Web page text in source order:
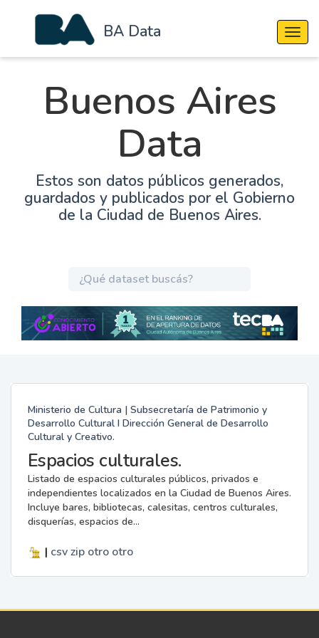
BA Data
Buenos Aires
Data
Estos son datos públicos generados,
guardados y publicados por el Gobierno
de la Ciudad de Buenos Aires.
Ministerio de Cultura | Subsecretaría de Patrimonio y
Desarrollo Cultural I Dirección General de Desarrollo
Cultural y Creativo.
Espacios culturales.
Listado de espacios culturales públicos, privados e
independientes localizados en la Ciudad de Buenos Aires.
Incluye bares, bibliotecas, calesitas, centros culturales,
disquerías, espacios de...
| csv zip otro otro